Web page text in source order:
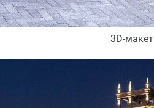
3D-макет